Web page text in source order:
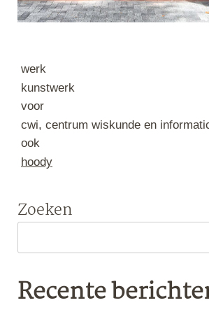
werk
kunstwerk
voor
cwi, centrum wiskunde en
ook
hoody
Zoeken
Recente